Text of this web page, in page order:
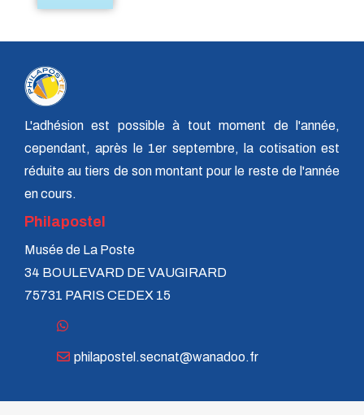
L'adhésion est possible à tout moment de l'année,
cependant, après le 1er septembre, la cotisation est
réduite au tiers de son montant pour le reste de l'année
en cours.
Philapostel
Musée de La Poste
34 BOULEVARD DE VAUGIRARD
75731 PARIS CEDEX 15
philapostel.secnat@wanadoo.fr